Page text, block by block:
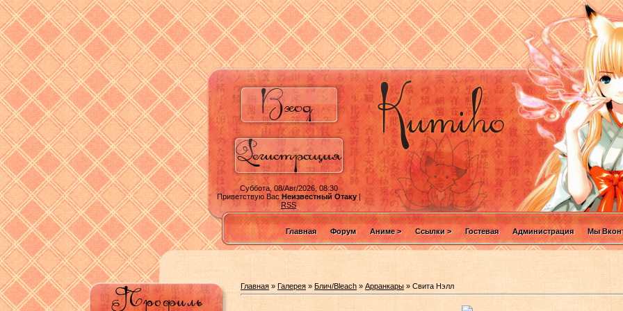
Суббота, 08/Авг/2026, 08:30
Приветствую ВасНеизвестный Отаку|
RSS
Главная Форум Аниме > Ссылки > Гостевая Администрация Мы
Главная »Галерея » Блич/Bleach » Арранкары » Свита Нэлл